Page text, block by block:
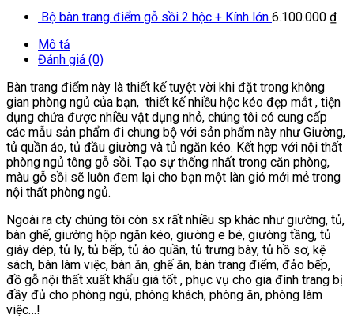
Bộ bàn trang điểm gỗ sồi 2 hộc + Kính lớn 6.100.000 ₫
Mô tả
Đánh giá (0)
Bàn trang điểm này là thiết kế tuyệt vời khi đặt trong không
gian phòng ngủ của bạn, thiết kế nhiều hộc kéo đẹp mắt , tiện
dụng chứa được nhiều vật dụng nhỏ, chúng tôi có cung cấp
các mẫu sản phẩm đi chung bộ với sản phẩm này như Giường,
tủ quần áo, tủ đầu giường và tủ ngăn kéo. Kết hợp với nội thất
phòng ngủ tông gỗ sồi. Tạo sự thống nhất trong căn phòng,
màu gỗ sồi sẽ luôn đem lại cho bạn một làn gió mới mẻ trong
nội thất phòng ngủ.
Ngoài ra cty chúng tôi còn sx rất nhiều sp khác như giường, tủ,
bàn ghế, giường hộp ngăn kéo, giường e bé, giường tầng, tủ
giày dép, tủ ly, tủ bếp, tủ áo quần, tủ trưng bày, tủ hồ sơ, kệ
sách, bàn làm việc, bàn ăn, ghế ăn, bàn trang điểm, đảo bếp,
đồ gỗ nội thất xuất khẩu giá tốt , phục vụ cho gia đình trang bị
đầy đủ cho phòng ngủ, phòng khách, phòng ăn, phòng làm
việc…!